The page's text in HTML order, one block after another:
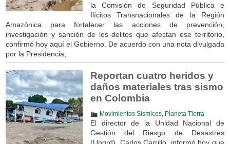
la Comisión de Seguridad Pública e
Ilícitos Transnacionales de la Región
Amazónica para fortalecer las acciones de prevención,
investigación y sanción de los delitos que afectan ese territorio,
confirmó hoy aquí el Gobierno. De acuerdo con una nota divulgada
por la Presidencia,
Reportan cuatro heridos y
daños materiales tras sismo
en Colombia
Movimientos Sísmicos, Planeta Tierra
El director de la Unidad Nacional de
Gestión del Riesgo de Desastres